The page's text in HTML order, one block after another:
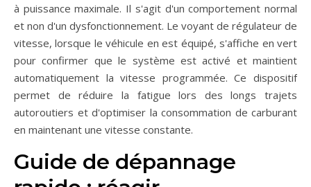
à puissance maximale. Il s'agit d'un comportement normal
et non d'un dysfonctionnement. Le voyant de régulateur de
vitesse, lorsque le véhicule en est équipé, s'affiche en vert
pour confirmer que le système est activé et maintient
automatiquement la vitesse programmée. Ce dispositif
permet de réduire la fatigue lors des longs trajets
autoroutiers et d'optimiser la consommation de carburant
en maintenant une vitesse constante.
Guide de dépannage